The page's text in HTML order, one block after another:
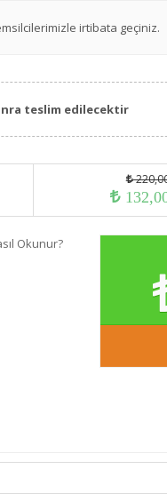
irtibata geçiniz.
teslim edilecektir
Okunur?